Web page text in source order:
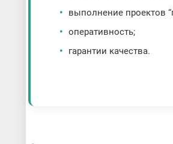
выполнение проектов
оперативность;
гарантии качества.